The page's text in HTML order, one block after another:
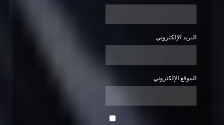
البريد الإلكتروني
الموقع الإلكتروني